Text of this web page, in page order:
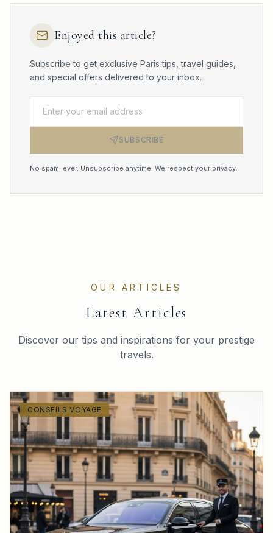
Enjoyed this article?
Subscribe to get exclusive Paris tips, travel guides,
and special offers delivered to your inbox.
SUBSCRIBE
No spam, ever. Unsubscribe anytime. We respect your privacy.
OUR ARTICLES
Latest Articles
Discover our tips and inspirations for your prestige
travels.
CONSEILS VOYAGE